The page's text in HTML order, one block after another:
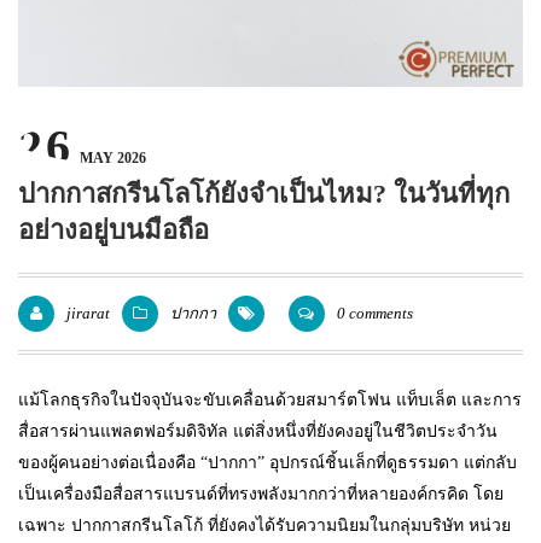
Gift Set
แพคเกจปากกา
26 MAY 2026
ปากกาสกรีนโลโก้ยังจำเป็นไหม? ในวันที่ทุก
อย่างอยู่บนมือถือ
jirarat ปากกา 0 comments
แม้โลกธุรกิจในปัจจุบันจะขับเคลื่อนด้วยสมาร์ตโฟน แท็บเล็ต และการ
สื่อสารผ่านแพลตฟอร์มดิจิทัล แต่สิ่งหนึ่งที่ยังคงอยู่ในชีวิตประจำวัน
ของผู้คนอย่างต่อเนื่องคือ “ปากกา” อุปกรณ์ชิ้นเล็กที่ดูธรรมดา แต่กลับ
เป็นเครื่องมือสื่อสารแบรนด์ที่ทรงพลังมากกว่าที่หลายองค์กรคิด โดย
เฉพาะ ปากกาสกรีนโลโก้ ที่ยังคงได้รับความนิยมในกลุ่มบริษัท หน่วย